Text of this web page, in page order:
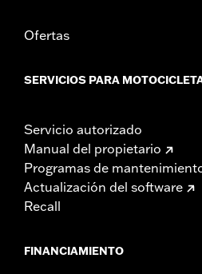
Ofertas
SERVICIOS PARA
Servicio autorizado
Manual del propietario
Programas de
Actualización del software
Recall
FINANCIAMIENTO